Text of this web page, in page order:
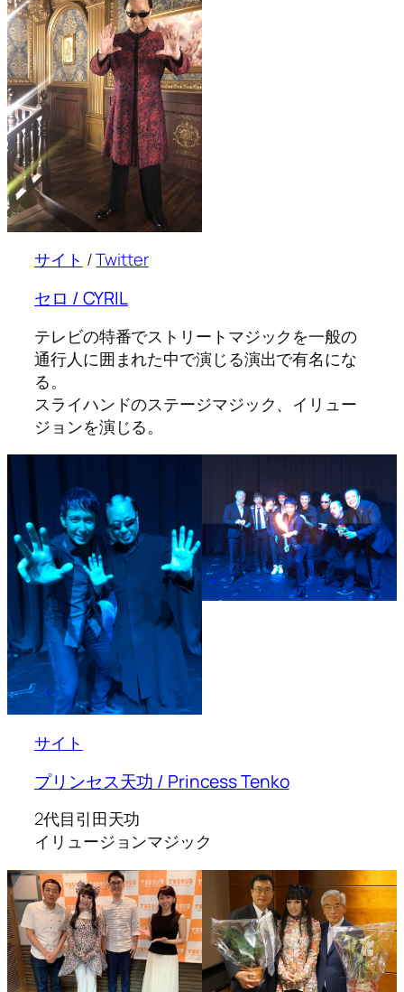
サイト /Twitter
セロ / CYRIL
テレビの特番でストリートマジックを一般の
通行人に囲まれた中で演じる演出で有名にな
る。
スライハンドのステージマジック、イリュー
ジョンを演じる。
サイト
プリンセス天功 / Princess Tenko
2代目引田天功
イリュージョンマジック